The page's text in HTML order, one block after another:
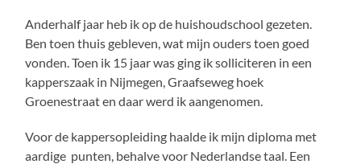
Anderhalf jaar heb ik op de huishoudschool gezeten.
Ben toen thuis gebleven, wat mijn ouders toen goed
vonden. Toen ik 15 jaar was ging ik solliciteren in een
kapperszaak in Nijmegen, Graafseweg hoek
Groenestraat en daar werd ik aangenomen.
Voor de kappersopleiding haalde ik mijn diploma met
aardige punten, behalve voor Nederlandse taal. Een